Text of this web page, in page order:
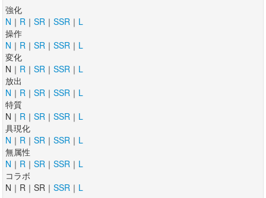
強化
N ｜ R ｜ SR ｜ SSR ｜ L
操作
N ｜ R ｜ SR ｜ SSR ｜ L
変化
N｜ R ｜ SR ｜ SSR ｜ L
放出
N ｜ R ｜ SR ｜ SSR ｜ L
特質
N｜ R ｜ SR ｜ SSR ｜ L
具現化
N ｜ R ｜ SR ｜ SSR ｜ L
無属性
N ｜ R ｜ SR ｜ SSR ｜ L
コラボ
N｜R｜SR｜ SSR ｜ L